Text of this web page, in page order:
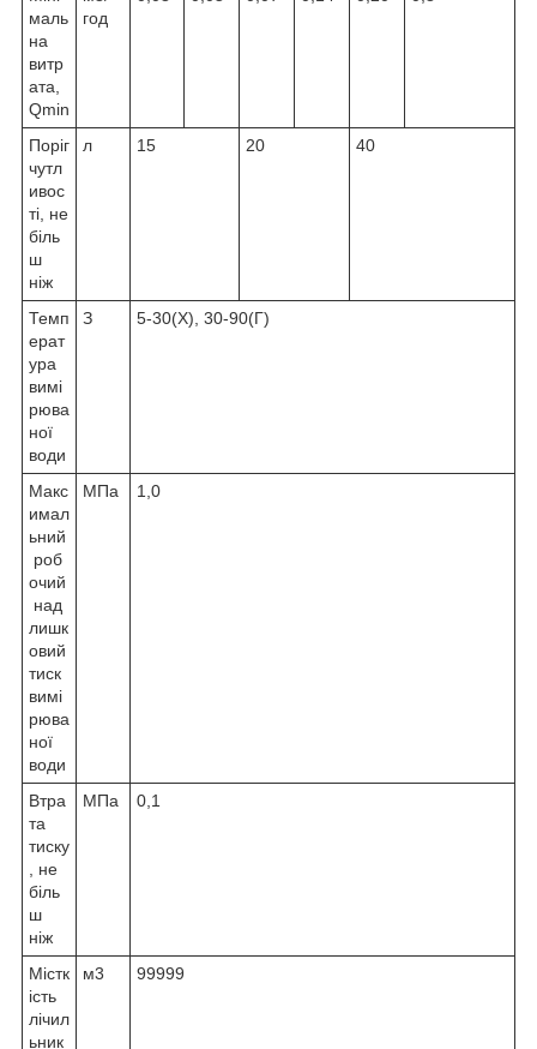
маль
на
витр
ата,
Qmin
год
Поріг
чутл
ивос
ті, не
біль
ш
ніж
л 15 20 40
Темп
ерат
ура
вимі
рюва
ної
води
З 5-30(Х), 30-90(Г)
Макс
имал
ьний
роб
очий
над
лишк
овий
тиск
вимі
рюва
ної
води
МПа 1,0
Втра
та
тиску
, не
біль
ш
ніж
МПа 0,1
Містк
ість
лічил
ьник
м3 99999